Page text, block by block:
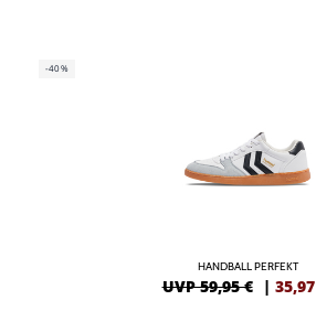
-40%
HANDBALL PERFEKT
UVP 59,95 € | 35,97